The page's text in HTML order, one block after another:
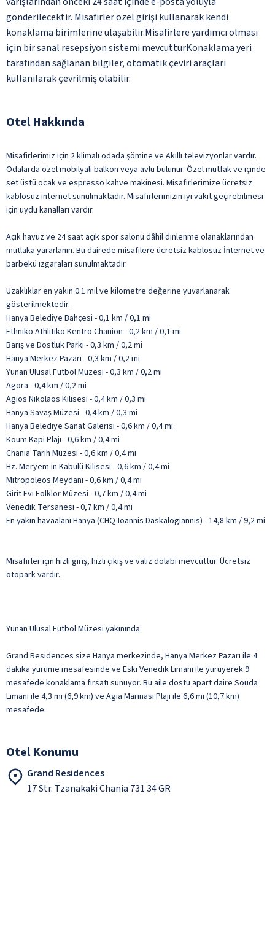
gönderilecektir. Misafirler özel girişi kullanarak kendi
konaklama birimlerine ulaşabilir.Misafirlere yardımcı olması
için bir sanal resepsiyon sistemi mevcutturKonaklama yeri
tarafından sağlanan bilgiler, otomatik çeviri araçları
kullanılarak çevrilmiş olabilir.
Otel Hakkında
Misafirlerimiz için 2 klimalı odada şömine ve Akıllı televizyonlar vardır.
Odalarda özel mobilyalı balkon veya avlu bulunur. Özel mutfak ve içinde
set üstü ocak ve espresso kahve makinesi. Misafirlerimize ücretsiz
kablosuz internet sunulmaktadır. Misafirlerimizin iyi vakit geçirebilmesi
için uydu kanalları vardır.
Açık havuz ve 24 saat açık spor salonu dâhil dinlenme olanaklarından
mutlaka yararlanın. Bu dairede misafilere ücretsiz kablosuz İnternet ve
barbekü ızgaraları sunulmaktadır.
Uzaklıklar en yakın 0.1 mil ve kilometre değerine yuvarlanarak
gösterilmektedir.
Hanya Belediye Bahçesi - 0,1 km / 0,1 mi
Ethniko Athlitiko Kentro Chanion - 0,2 km / 0,1 mi
Barış ve Dostluk Parkı - 0,3 km / 0,2 mi
Hanya Merkez Pazarı - 0,3 km / 0,2 mi
Yunan Ulusal Futbol Müzesi - 0,3 km / 0,2 mi
Agora - 0,4 km / 0,2 mi
Agios Nikolaos Kilisesi - 0,4 km / 0,3 mi
Hanya Savaş Müzesi - 0,4 km / 0,3 mi
Hanya Belediye Sanat Galerisi - 0,6 km / 0,4 mi
Koum Kapi Plajı - 0,6 km / 0,4 mi
Chania Tarih Müzesi - 0,6 km / 0,4 mi
Hz. Meryem in Kabulü Kilisesi - 0,6 km / 0,4 mi
Mitropoleos Meydanı - 0,6 km / 0,4 mi
Girit Evi Folklor Müzesi - 0,7 km / 0,4 mi
Venedik Tersanesi - 0,7 km / 0,4 mi
En yakın havaalanı Hanya (CHQ-Ioannis Daskalogiannis) - 14,8 km / 9,2 mi
Misafirler için hızlı giriş, hızlı çıkış ve valiz dolabı mevcuttur. Ücretsiz
otopark vardır.
Yunan Ulusal Futbol Müzesi yakınında
Grand Residences size Hanya merkezinde, Hanya Merkez Pazarı ile 4
dakika yürüme mesafesinde ve Eski Venedik Limanı ile yürüyerek 9
mesafede konaklama fırsatı sunuyor. Bu aile dostu apart daire Souda
Limanı ile 4,3 mi (6,9 km) ve Agia Marinası Plajı ile 6,6 mi (10,7 km)
mesafede.
Otel Konumu
Grand Residences
17 Str. Tzanakaki Chania 731 34 GR